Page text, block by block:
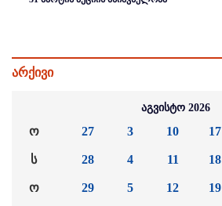
არქივი
აგვისტო 2026
ო
ს
ო
27
28
29
3
4
5
10
11
12
17
18
19